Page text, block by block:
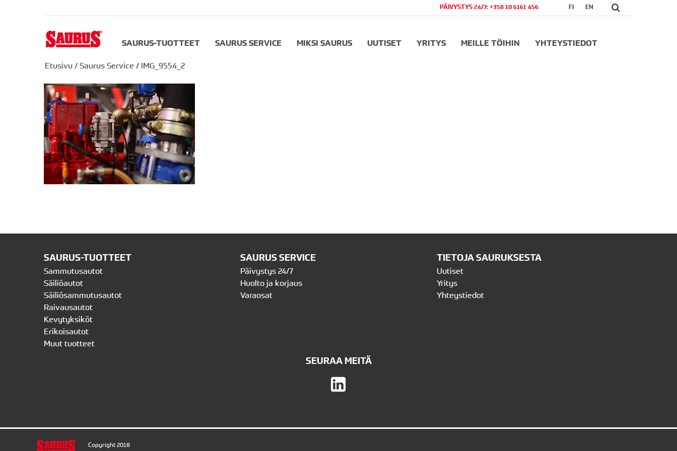
FI EN
PÄIVYSTYS 24/7: +358 10 6161 456
SAURUS-TUOTTEET SAURUS SERVICE MIKSI SAURUS UUTISET YRITYS MEILLE TÖIHIN YHTEYSTIEDOT
Etusivu / Saurus Service / IMG_9554_2
SAURUS-TUOTTEET
Sammutusautot
Säiliöautot
Säiliösammutusautot
Raivausautot
Kevytyksiköt
Erikoisautot
Muut tuotteet
SAURUS SERVICE
Päivystys 24/7
Huolto ja korjaus
Varaosat
TIETOJA SAURUKSESTA
Uutiset
Yritys
Yhteystiedot
SEURAA MEITÄ
Copyright 2018